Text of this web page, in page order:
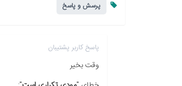
پرسش و پاسخ
پاسخ کاربر پشتیبان
وقت بخیر